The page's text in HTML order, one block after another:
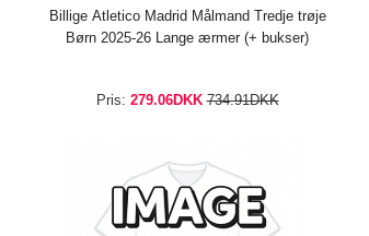
Billige Atletico Madrid Målmand Tredje trøje
Børn 2025-26 Lange ærmer (+ bukser)
Pris: 279.06DKK 734.91DKK